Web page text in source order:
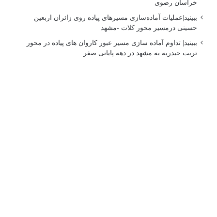
خراسان رضوی
ببینید|عملیات آماده‌سازی مسیرهای پیاده روی زائران اربعین
حسینی درمسیر محور کلات -مشهد
ببینید| تداوم آماده سازی مسیر عبور کاروان های پیاده در محور
تربت حیدریه به مشهد در دهه پایانی صفر